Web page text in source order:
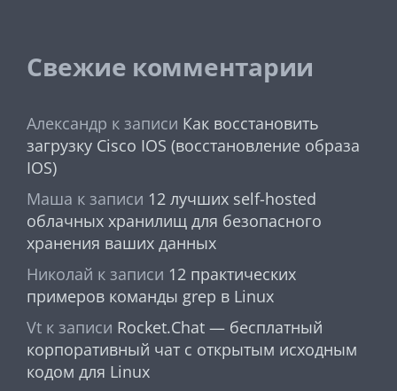
Свежие комментарии
Александр к записи Как восстановить
загрузку Cisco IOS (восстановление образа
IOS)
Маша к записи 12 лучших self-hosted
облачных хранилищ для безопасного
хранения ваших данных
Николай к записи 12 практических
примеров команды grep в Linux
Vt к записи Rocket.Chat — бесплатный
корпоративный чат с открытым исходным
кодом для Linux